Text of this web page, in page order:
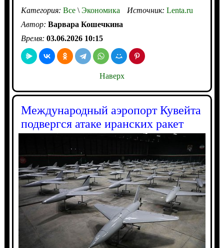
Категория: Все\Экономика Источник: Lenta.ru
Автор: Варвара Кошечкина
Время: 03.06.2026 10:15
Наверх
Международный аэропорт Кувейта
подвергся атаке иранских ракет